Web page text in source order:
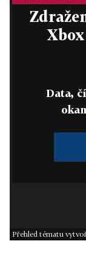
Data,
Přehled tématu